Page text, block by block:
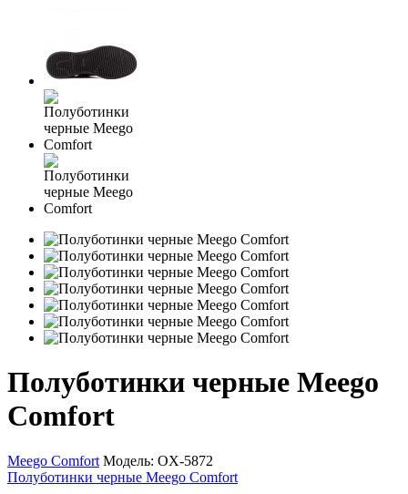
Полуботинки черные Meego
Comfort
Meego Comfort Модель: OX-5872
Полуботинки черные Meego Comfort